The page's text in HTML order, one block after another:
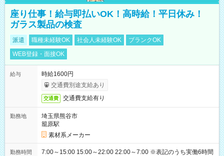
座り仕事！給与即払いOK！高時給！平日休み！
ガラス製品の検査
派遣 職種未経験OK 社会人未経験OK
ブランクOK
WEB登録・面接OK
給与
時給1600円
交通費別途支給あり
交通費 交通費支給有り
勤務地
埼玉県熊谷市
籠原駅
素材系メーカー
勤務時間
7:00～15:00 15:00～22:00 22:00～7:00 ※表記のうち実働6時間